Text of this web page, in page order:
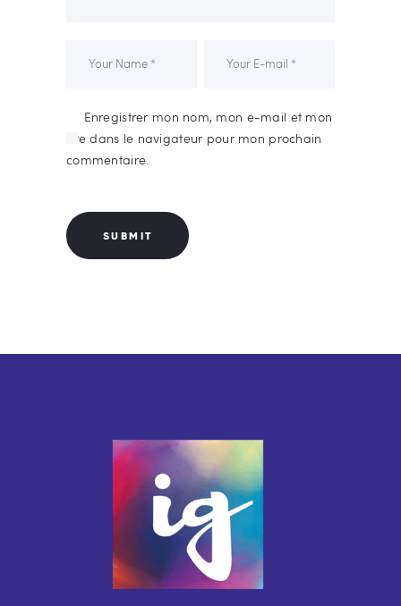
Enregistrer mon nom, mon e-mail et mon
site dans le navigateur pour mon prochain
commentaire.